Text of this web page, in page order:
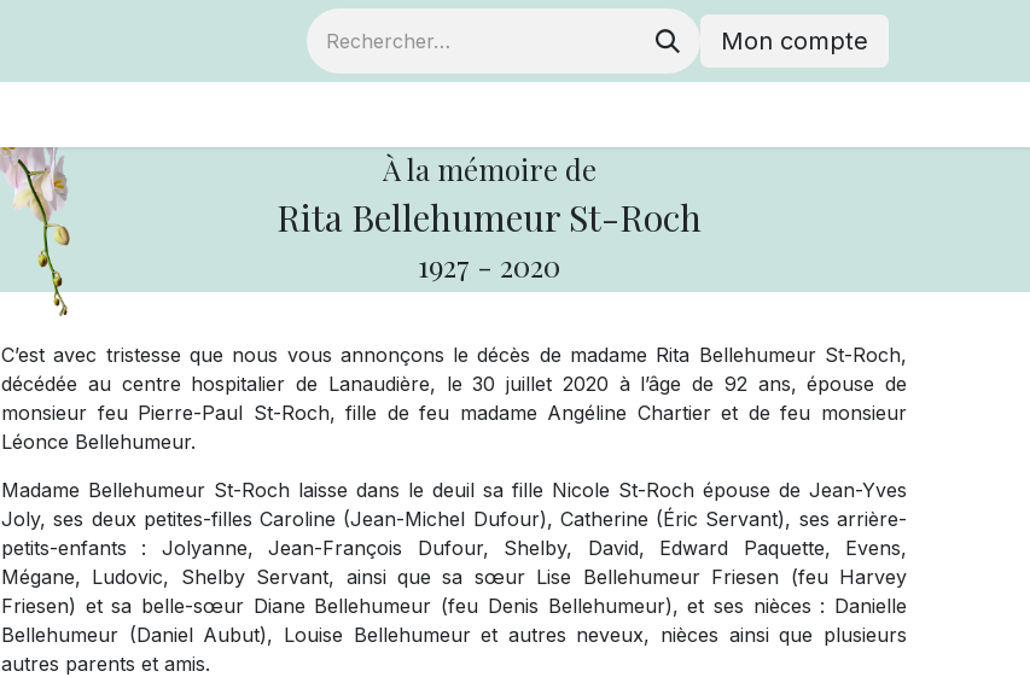
Mon compte
À la mémoire de
Rita Bellehumeur St-Roch
1927 - 2020
C’est avec tristesse que nous vous annonçons le décès de madame Rita Bellehumeur St-Roch,
décédée au centre hospitalier de Lanaudière, le 30 juillet 2020 à l’âge de 92 ans, épouse de
monsieur feu Pierre-Paul St-Roch, fille de feu madame Angéline Chartier et de feu monsieur
Léonce Bellehumeur.
Madame Bellehumeur St-Roch laisse dans le deuil sa fille Nicole St-Roch épouse de Jean-Yves
Joly, ses deux petites-filles Caroline (Jean-Michel Dufour), Catherine (Éric Servant), ses arrière-
petits-enfants : Jolyanne, Jean-François Dufour, Shelby, David, Edward Paquette, Evens,
Mégane, Ludovic, Shelby Servant, ainsi que sa sœur Lise Bellehumeur Friesen (feu Harvey
Friesen) et sa belle-sœur Diane Bellehumeur (feu Denis Bellehumeur), et ses nièces : Danielle
Bellehumeur (Daniel Aubut), Louise Bellehumeur et autres neveux, nièces ainsi que plusieurs
autres parents et amis.